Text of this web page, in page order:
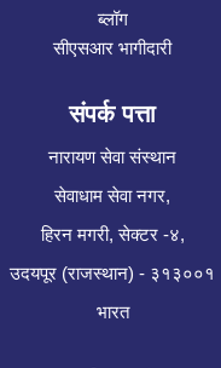
ब्लॉग
सीएसआर भागीदारी
संपर्क पत्ता
नारायण सेवा संस्थान
सेवाधाम सेवा नगर,
हिरन मगरी, सेक्टर -४,
उदयपूर (राजस्थान) - ३१३००१
भारत